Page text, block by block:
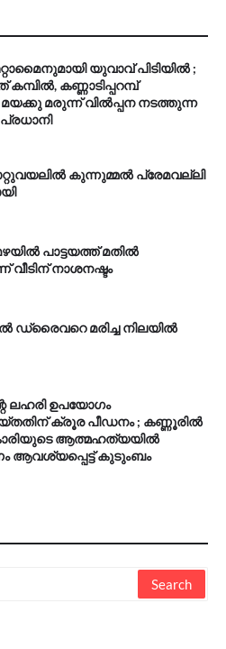
യുവാവ് പിടിയിൽ ;
കമ്പിൽ, കണ്ണാടിപ്പറമ്പ്
മയക്കു മരുന്ന് വിൽപ്പന നടത്തുന്ന
കുന്നുമ്മൽ പ്രേമവല്ലി
പാട്ടയത്ത് മതിൽ
നാശനഷ്ടം
ഡ്രൈവറെ മരിച്ച നിലയിൽ
ലഹരി ഉപയോഗം
ക്രൂര പീഡനം ; കണ്ണൂരിൽ
ആത്മഹത്യയിൽ
ആവശ്യപ്പെട്ട് കുടുംബം